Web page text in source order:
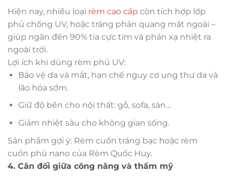
Hiện nay, nhiều loại rèm cao cấp còn tích hợp lớp
phủ chống UV, hoặc tráng phản quang mặt ngoài –
giúp ngăn đến 90% tia cực tím và phản xạ nhiệt ra
ngoài trời.
Lợi ích khi dùng rèm phủ UV:
Bảo vệ da và mắt, hạn chế nguy cơ ung thư da và
lão hóa sớm.
Giữ độ bền cho nội thất: gỗ, sofa, sàn…
Giảm nhiệt sâu cho không gian sống.
Sản phẩm gợi ý: Rèm cuốn tráng bạc hoặc rèm
cuốn phủ nano của Rèm Quốc Huy.
4. Cân đối giữa công năng và thẩm mỹ